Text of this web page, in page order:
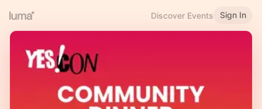
Discover Events Sign In